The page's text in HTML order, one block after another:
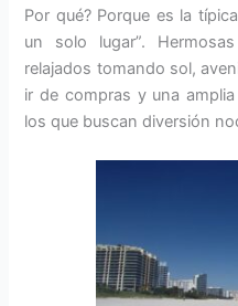
Por qué? Porque es la
un solo lugar”.
relajados tomando sol,
ir de compras y una
los que buscan diversión